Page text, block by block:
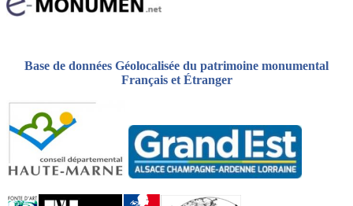
Base de données Géolocalisée du patrimoine monumental
Français et Étranger